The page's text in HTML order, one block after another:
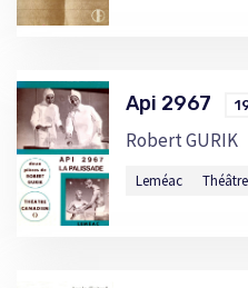
Api 2967
Robert GURIK
Leméac Théâtre